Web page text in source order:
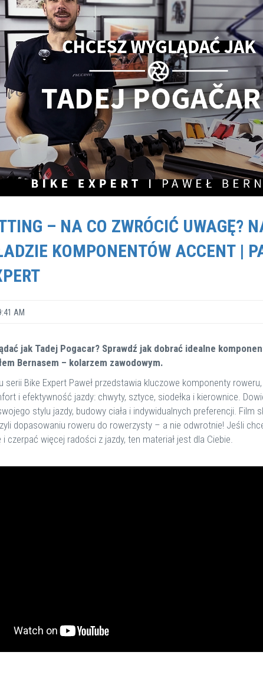
– NA CO ZWRÓCIĆ UWAGĘ?
KOMPONENTÓW ACCENT |
AM
jak Tadej Pogacar? Sprawdź jak dobrać idealne
Bernasem – kolarzem zawodowym.
serii Bike Expert Paweł przedstawia kluczowe komponenty
i efektywność jazdy: chwyty, sztyce, siodełka i kierownice.
stylu jazdy, budowy ciała i indywidualnych preferencji. Film
dopasowaniu roweru do rowerzysty – a nie odwrotnie! Jeśli
czerpać więcej radości z jazdy, ten materiał jest dla Ciebie.